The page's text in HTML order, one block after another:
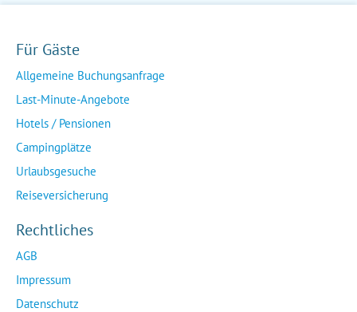
Für Gäste
Allgemeine Buchungsanfrage
Last-Minute-Angebote
Hotels / Pensionen
Campingplätze
Urlaubsgesuche
Reiseversicherung
Rechtliches
AGB
Impressum
Datenschutz